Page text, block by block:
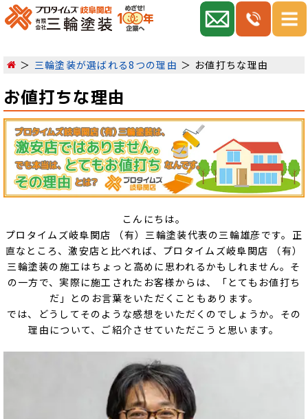
三輪塗装が選ばれる8つの理由 お値打ちな理由
お値打ちな理由
こんにちは。
プロタイムズ岐阜関店 （有）三輪塗装代表の三輪雄彦です。正
直なところ、激安店と比べれば、プロタイムズ岐阜関店 （有）
三輪塗装の施工はちょっと高めに思われるかもしれません。そ
の一方で、実際に施工されたお客様からは、「とてもお値打ち
だ」とのお言葉をいただくこともあります。
では、どうしてそのような感想をいただくのでしょうか。その
理由について、ご紹介させていただこうと思います。